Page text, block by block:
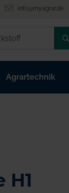
info@myagrar.de
Agrartechnik
H1